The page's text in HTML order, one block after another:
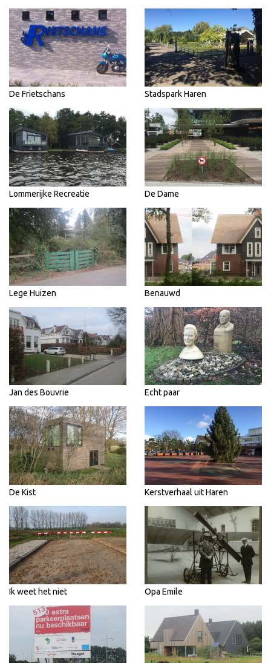
De Frietschans Stadspark Haren
Lommerijke Recreatie De Dame
Lege Huizen Benauwd
Jan des Bouvrie Echt paar
De Kist Kerstverhaal uit Haren
Ik weet het niet Opa Emile